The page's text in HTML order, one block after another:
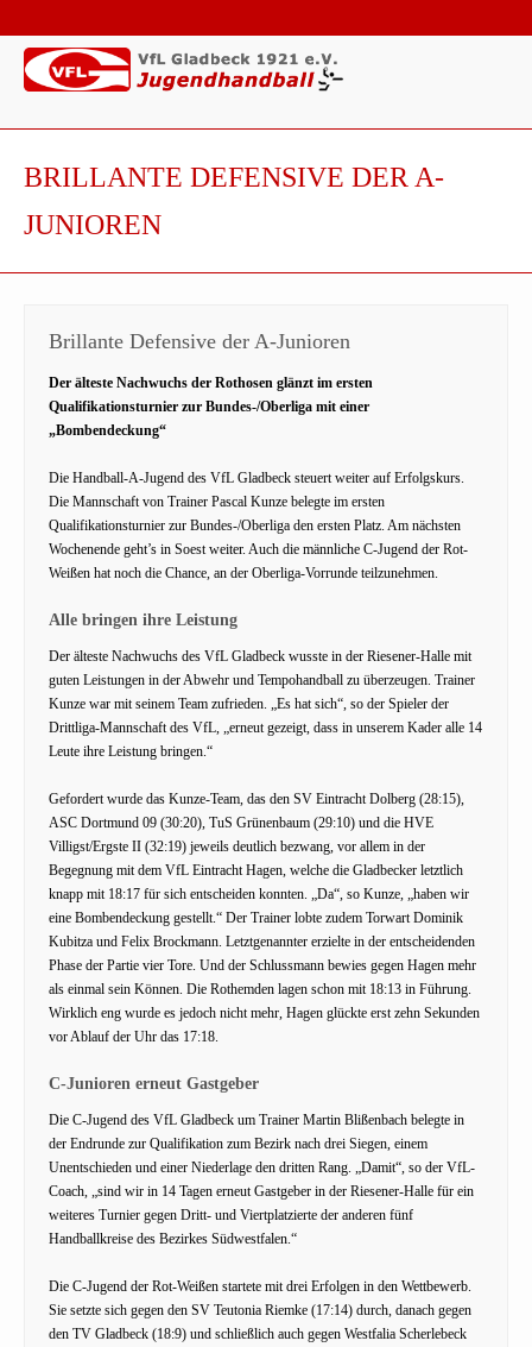
BRILLANTE DEFENSIVE DER A-
JUNIOREN
Brillante Defensive der A-Junioren
Der älteste Nachwuchs der Rothosen glänzt im ersten
Qualifikationsturnier zur Bundes-/Oberliga mit einer
„Bombendeckung“
Die Handball-A-Jugend des VfL Gladbeck steuert weiter auf Erfolgskurs.
Die Mannschaft von Trainer Pascal Kunze belegte im ersten
Qualifikationsturnier zur Bundes-/Oberliga den ersten Platz. Am nächsten
Wochenende geht’s in Soest weiter. Auch die männliche C-Jugend der Rot-
Weißen hat noch die Chance, an der Oberliga-Vorrunde teilzunehmen.
Alle bringen ihre Leistung
Der älteste Nachwuchs des VfL Gladbeck wusste in der Riesener-Halle mit
guten Leistungen in der Abwehr und Tempohandball zu überzeugen. Trainer
Kunze war mit seinem Team zufrieden. „Es hat sich“, so der Spieler der
Drittliga-Mannschaft des VfL, „erneut gezeigt, dass in unserem Kader alle 14
Leute ihre Leistung bringen.“
Gefordert wurde das Kunze-Team, das den SV Eintracht Dolberg (28:15),
ASC Dortmund 09 (30:20), TuS Grünenbaum (29:10) und die HVE
Villigst/Ergste II (32:19) jeweils deutlich bezwang, vor allem in der
Begegnung mit dem VfL Eintracht Hagen, welche die Gladbecker letztlich
knapp mit 18:17 für sich entscheiden konnten. „Da“, so Kunze, „haben wir
eine Bombendeckung gestellt.“ Der Trainer lobte zudem Torwart Dominik
Kubitza und Felix Brockmann. Letztgenannter erzielte in der entscheidenden
Phase der Partie vier Tore. Und der Schlussmann bewies gegen Hagen mehr
als einmal sein Können. Die Rothemden lagen schon mit 18:13 in Führung.
Wirklich eng wurde es jedoch nicht mehr, Hagen glückte erst zehn Sekunden
vor Ablauf der Uhr das 17:18.
C-Junioren erneut Gastgeber
Die C-Jugend des VfL Gladbeck um Trainer Martin Blißenbach belegte in
der Endrunde zur Qualifikation zum Bezirk nach drei Siegen, einem
Unentschieden und einer Niederlage den dritten Rang. „Damit“, so der VfL-
Coach, „sind wir in 14 Tagen erneut Gastgeber in der Riesener-Halle für ein
weiteres Turnier gegen Dritt- und Viertplatzierte der anderen fünf
Handballkreise des Bezirkes Südwestfalen.“
Die C-Jugend der Rot-Weißen startete mit drei Erfolgen in den Wettbewerb.
Sie setzte sich gegen den SV Teutonia Riemke (17:14) durch, danach gegen
den TV Gladbeck (18:9) und schließlich auch gegen Westfalia Scherlebeck